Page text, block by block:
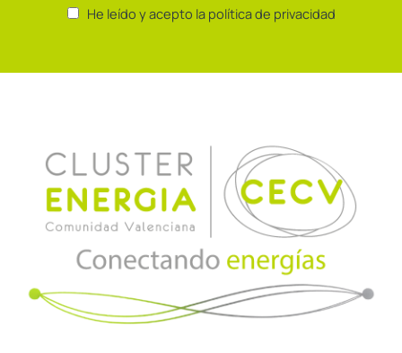
He leído y acepto la política de privacidad